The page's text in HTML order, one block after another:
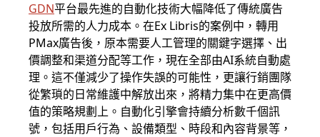
GDN平台最先進的自動化技術大幅降低了傳統廣告
投放所需的人力成本。在Ex Libris的案例中，轉用
PMax廣告後，原本需要人工管理的關鍵字選擇、出
價調整和渠道分配等工作，現在全部由AI系統自動處
理。這不僅減少了操作失誤的可能性，更讓行銷團隊
從繁瑣的日常維護中解放出來，將精力集中在更高價
值的策略規劃上。自動化引擎會持續分析數千個訊
號，包括用戶行為、設備類型、時段和內容背景等，